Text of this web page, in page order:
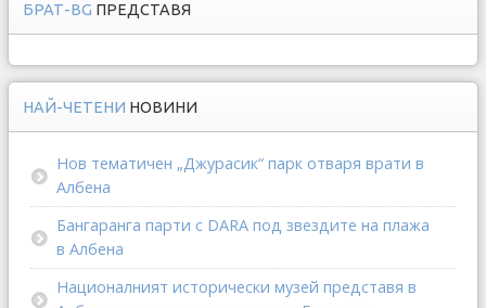
БРАТ-BG ПРЕДСТАВЯ
НАЙ-ЧЕТЕНИ НОВИНИ
Нов тематичен „Джурасик“ парк отваря врати в
Албена
Бангаранга парти с DARA под звездите на плажа
в Албена
Националният исторически музей представя в